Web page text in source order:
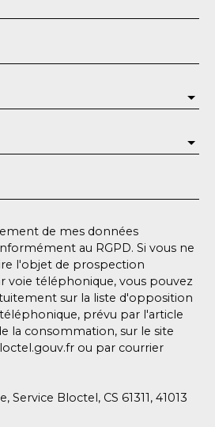
de mes données
au RGPD. Si vous ne
l'objet de prospection
voie téléphonique, vous pouvez
sur la liste d'opposition
prévu par l'article
la consommation, sur le site
ou par courrier
Service Bloctel, CS 61311, 41013